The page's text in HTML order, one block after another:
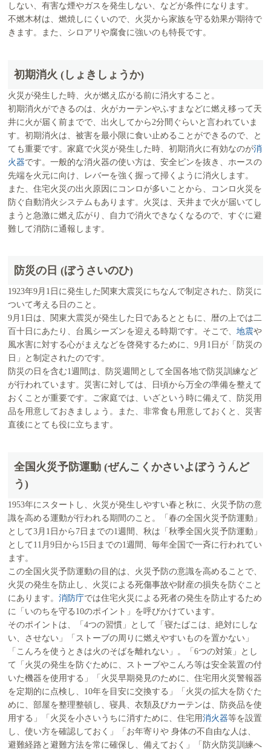
しない、有害な煙やガスを発生しない、などが条件になります。
不燃木材は、燃焼しにくいので、火災から家族を守る効果が期待で
きます。また、シロアリや腐食に強いのも特長です。
初期消火 (しょきしょうか)
火災が発生した時、火が燃え広がる前に消火すること。
初期消火ができるのは、火がカーテンやふすまなどに燃え移って天
井に火が届く前までで、出火してから2分間ぐらいと言われていま
す。初期消火は、被害を最小限に食い止めることができるので、と
ても重要です。家庭で火災が発生した時、初期消火に有効なのが消
火器です。一般的な消火器の使い方は、安全ピンを抜き、ホースの
先端を火元に向け、レバーを強く握って掃くように消火します。
また、住宅火災の出火原因にコンロが多いことから、コンロ火災を
防ぐ自動消火システムもあります。火災は、天井まで火が届いてし
まうと急激に燃え広がり、自力で消火できなくなるので、すぐに避
難して消防に通報します。
防災の日 (ぼうさいのひ)
1923年9月1日に発生した関東大震災にちなんで制定された、防災に
ついて考える日のこと。
9月1日は、関東大震災が発生した日であるとともに、暦の上では二
百十日にあたり、台風シーズンを迎える時期です。そこで、地震や
風水害に対する心がまえなどを啓発するために、9月1日が「防災の
日」と制定されたのです。
防災の日を含む1週間は、防災週間として全国各地で防災訓練など
が行われています。災害に対しては、日頃から万全の準備を整えて
おくことが重要です。ご家庭では、いざという時に備えて、防災用
品を用意しておきましょう。また、非常食も用意しておくと、災害
直後にとても役に立ちます。
全国火災予防運動 (ぜんこくかさいよぼううんど
う)
1953年にスタートし、火災が発生しやすい春と秋に、火災予防の意
識を高める運動が行われる期間のこと。「春の全国火災予防運動」
として3月1日から7日までの1週間、秋は「秋季全国火災予防運動」
として11月9日から15日までの1週間、毎年全国で一斉に行われてい
ます。
この全国火災予防運動の目的は、火災予防の意識を高めることで、
火災の発生を防止し、火災による死傷事故や財産の損失を防ぐこと
にあります。消防庁では住宅火災による死者の発生を防止するため
に「いのちを守る10のポイント」を呼びかけています。
そのポイントは、「4つの習慣」として「寝たばこは、絶対にしな
い、させない」「ストーブの周りに燃えやすいものを置かない」
「こんろを使うときは火のそばを離れない」。「6つの対策」とし
て「火災の発生を防ぐために、ストーブやこんろ等は安全装置の付
いた機器を使用する」「火災早期発見のために、住宅用火災警報器
を定期的に点検し、10年を目安に交換する」「火災の拡大を防ぐた
めに、部屋を整理整頓し、寝具、衣類及びカーテンは、防炎品を使
用する」「火災を小さいうちに消すために、住宅用消火器等を設置
し、使い方を確認しておく」「お年寄りや 身体の不自由な人は、
避難経路と避難方法を常に確保し、備えておく」「防火防災訓練へ